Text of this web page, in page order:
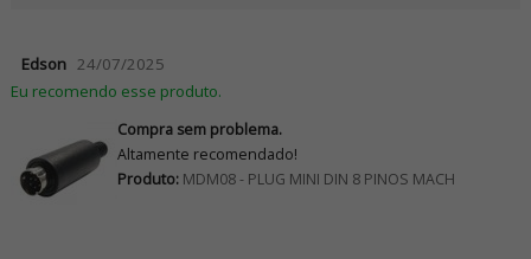
Edson 24/07/2025
Eu recomendo esse produto.
Compra sem problema.
Altamente recomendado!
Produto:MDM08 - PLUG MINI DIN 8 PINOS MACH